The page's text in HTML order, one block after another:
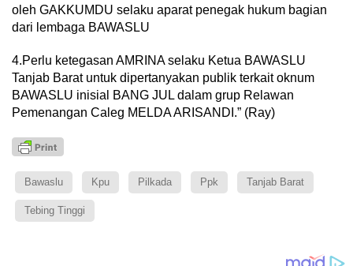
oleh GAKKUMDU selaku aparat penegak hukum bagian
dari lembaga BAWASLU
4.Perlu ketegasan AMRINA selaku Ketua BAWASLU
Tanjab Barat untuk dipertanyakan publik terkait oknum
BAWASLU inisial BANG JUL dalam grup Relawan
Pemenangan Caleg MELDA ARISANDI.” (Ray)
Bawaslu Kpu Pilkada Ppk Tanjab Barat
Tebing Tinggi